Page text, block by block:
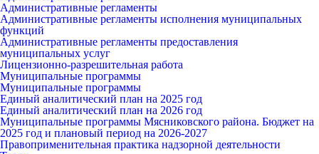
Административные регламенты
Административные регламенты исполнения муниципальных
функций
Административные регламенты предоставления
муниципальных услуг
Лицензионно-разрешительная работа
Муниципальные программы
Муниципальные программы
Единый аналитический план на 2025 год
Единый аналитический план на 2026 год
Муниципальные программы Мясниковского района. Бюджет на
2025 год и плановый период на 2026-2027
Правоприменительная практика надзорной деятельности